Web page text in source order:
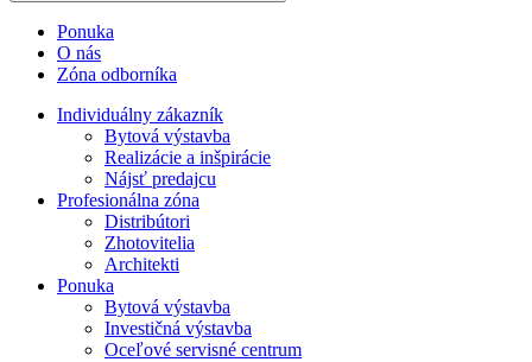
Ponuka
O nás
Zóna odborníka
Individuálny zákazník
Bytová výstavba
Realizácie a inšpirácie
Nájsť predajcu
Profesionálna zóna
Distribútori
Zhotovitelia
Architekti
Ponuka
Bytová výstavba
Investičná výstavba
Oceľové servisné centrum